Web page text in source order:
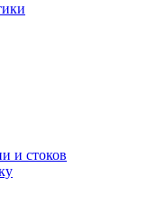
и стоков